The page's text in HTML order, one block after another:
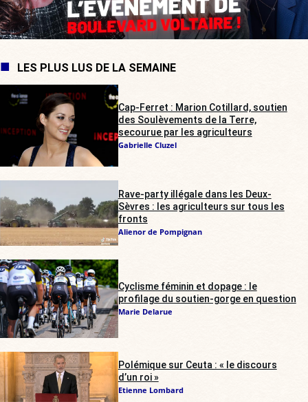
LES PLUS LUS DE LA SEMAINE
Cap-Ferret : Marion Cotillard, soutien
des Soulèvements de la Terre,
secourue par les agriculteurs
Gabrielle Cluzel
Rave-party illégale dans les Deux-
Sèvres : les agriculteurs sur tous les
fronts
Alienor de Pompignan
Cyclisme féminin et dopage : le
profilage du soutien-gorge en question
Marie Delarue
Polémique sur Ceuta : « le discours
d’un roi »
Etienne Lombard